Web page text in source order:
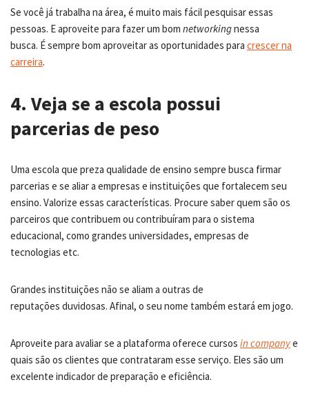
Se você já trabalha na área, é muito mais fácil pesquisar essas
pessoas. E aproveite para fazer um bom networkingnessa
busca. É sempre bom aproveitar as oportunidades para crescer na
carreira.
4. Veja se a escola possui
parcerias de peso
Uma escola que preza qualidade de ensino sempre busca firmar
parcerias e se aliar a empresas e instituições que fortalecem seu
ensino. Valorize essas características. Procure saber quem são os
parceiros que contribuem ou contribuíram para o sistema
educacional, como grandes universidades, empresas de
tecnologias etc.
Grandes instituições não se aliam a outras de
reputações duvidosas. Afinal, o seu nome também estará em jogo.
Aproveite para avaliar se a plataforma oferece cursos in companye
quais são os clientes que contrataram esse serviço. Eles são um
excelente indicador de preparação e eficiência.